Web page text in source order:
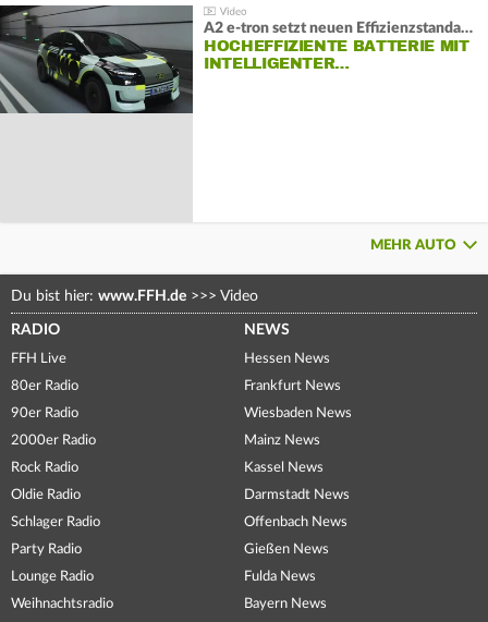
A2 e-tron setzt neuen Effizienzstandard bei Audi
HOCHEFFIZIENTE BATTERIE MIT
INTELLIGENTER…
MEHR AUTO
Du bist hier: www.FFH.de >>> Video
RADIO
FFH Live
80er Radio
90er Radio
2000er Radio
Rock Radio
Oldie Radio
Schlager Radio
Party Radio
Lounge Radio
Weihnachtsradio
NEWS
Hessen News
Frankfurt News
Wiesbaden News
Mainz News
Kassel News
Darmstadt News
Offenbach News
Gießen News
Fulda News
Bayern News